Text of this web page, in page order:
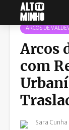
ARCOS DE
Arcos
com
Sara Cunha